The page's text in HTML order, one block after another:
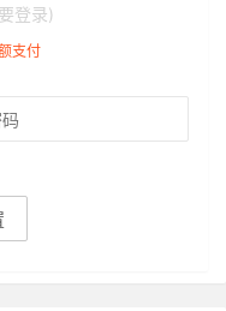
登录)
支付